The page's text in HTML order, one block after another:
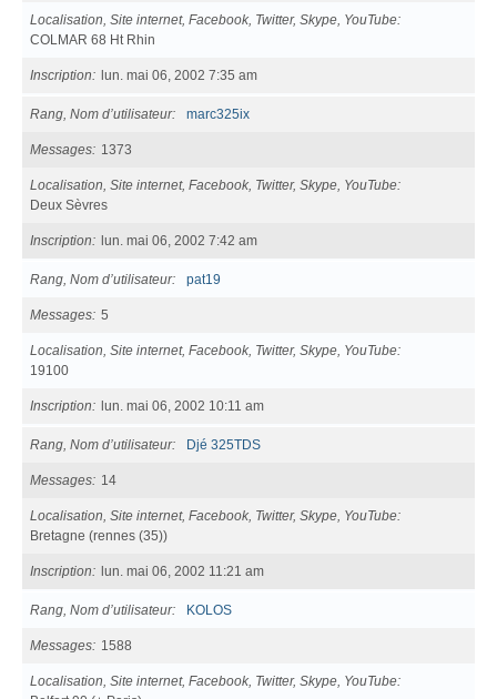
Localisation, Site internet, Facebook, Twitter, Skype, YouTube
COLMAR 68 Ht Rhin
Inscription lun. mai 06, 2002 7:35 am
Rang, Nom d’utilisateur marc325ix
Messages 1373
Localisation, Site internet, Facebook, Twitter, Skype, YouTube
Deux Sèvres
Inscription lun. mai 06, 2002 7:42 am
Rang, Nom d’utilisateur pat19
Messages 5
Localisation, Site internet, Facebook, Twitter, Skype, YouTube
19100
Inscription lun. mai 06, 2002 10:11 am
Rang, Nom d’utilisateur Djé 325TDS
Messages 14
Localisation, Site internet, Facebook, Twitter, Skype, YouTube
Bretagne (rennes (35))
Inscription lun. mai 06, 2002 11:21 am
Rang, Nom d’utilisateur KOLOS
Messages 1588
Localisation, Site internet, Facebook, Twitter, Skype, YouTube